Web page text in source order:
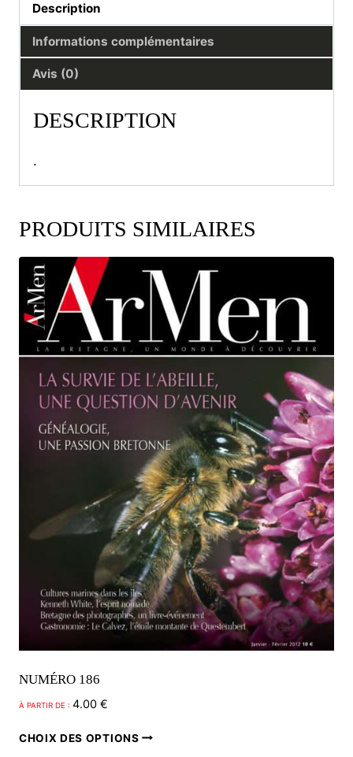
Description
Informations complémentaires
Avis (0)
DESCRIPTION
.
PRODUITS SIMILAIRES
NUMÉRO 186
À PARTIR DE : 4.00 €
CHOIX DES OPTIONS